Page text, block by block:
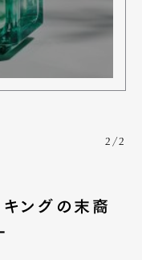
2/2
キングの末裔